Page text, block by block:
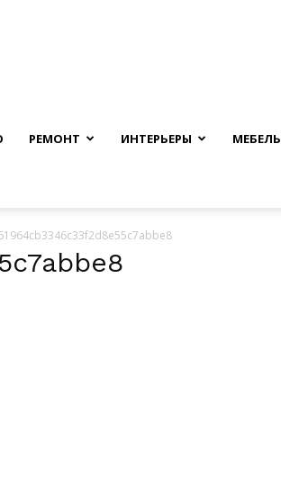
РЕМОНТ ИНТЕРЬЕРЫ МЕБЕЛЬ